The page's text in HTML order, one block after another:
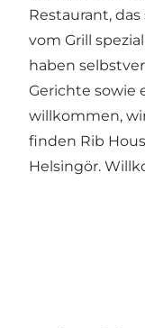
Restaurant,
vom Grill
haben
Gerichte sowie
willkommen,
finden Rib
Helsingör.